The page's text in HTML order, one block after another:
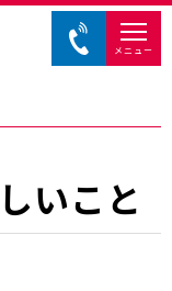
メニュー
いこと